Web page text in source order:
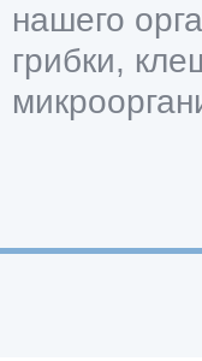
нашего
грибки,